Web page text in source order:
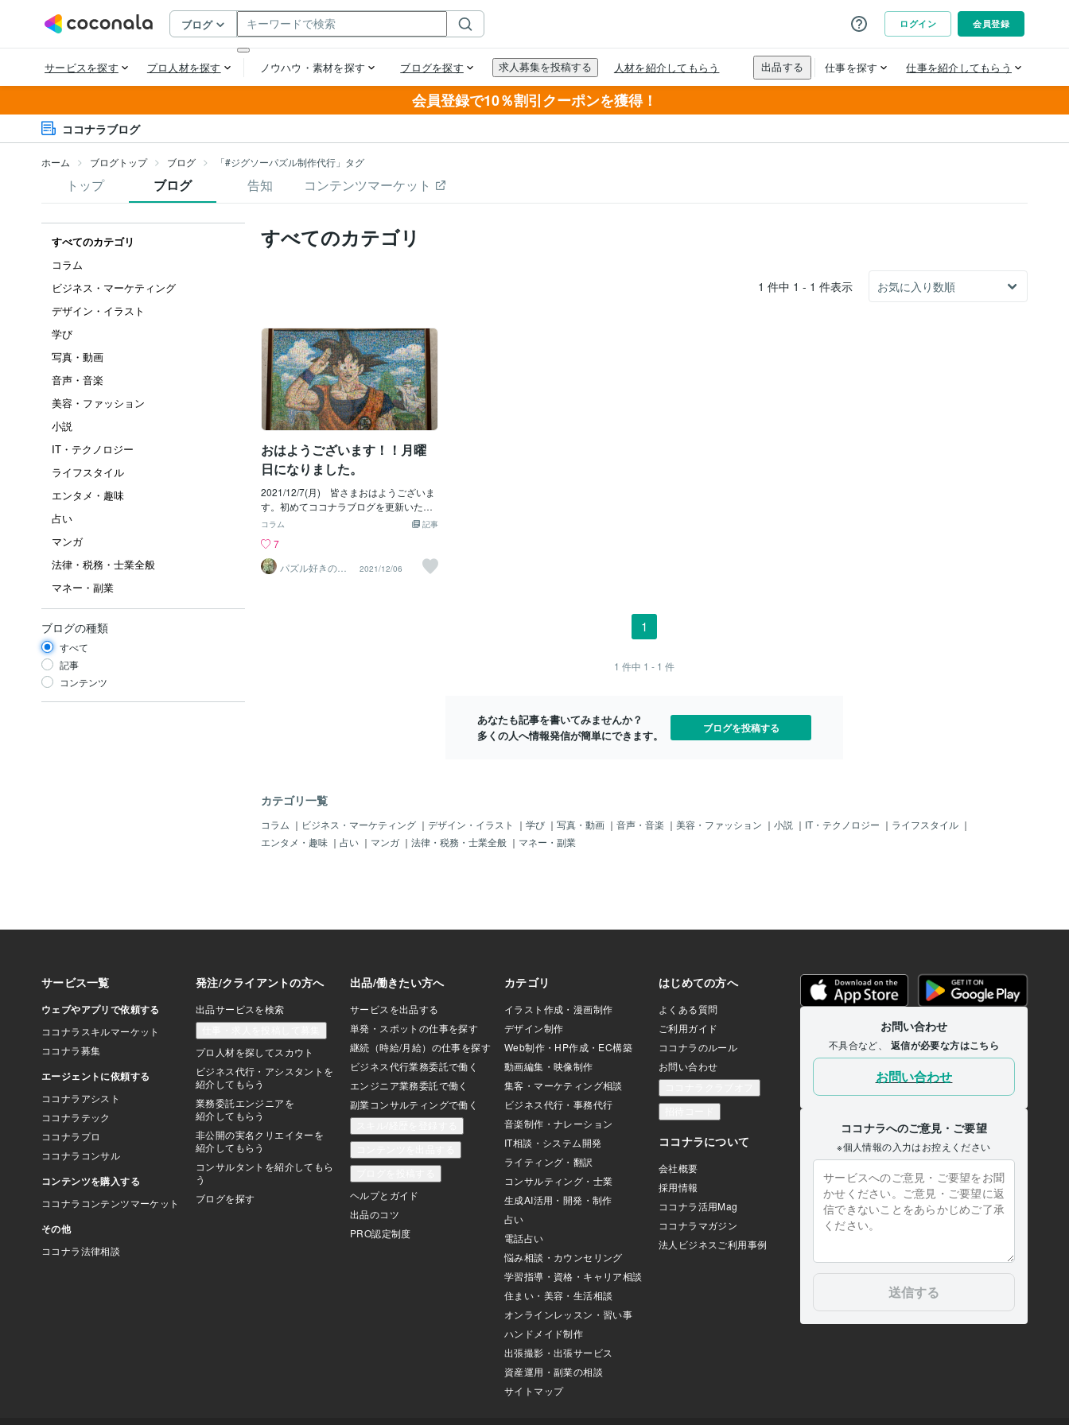
会員登録で10％割引クーポンを獲得！
ココナラブログ
ホーム ブログトップ ブログ 「#ジグソーパズル制作代行」タグ
トップ ブログ 告知 コンテンツマーケット
すべてのカテゴリ
コラム
ビジネス・マーケティング
デザイン・イラスト
学び
写真・動画
音声・音楽
美容・ファッション
小説
IT・テクノロジー
ライフスタイル
エンタメ・趣味
占い
マンガ
法律・税務・士業全般
マネー・副業
ブログの種類
すべて
記事
コンテンツ
すべてのカテゴリ
1 件中 1 - 1 件表示
おはようございます！！月曜
日になりました。
2021/12/7(月) 皆さまおはようございま
す。初めてココナラブログを更新いたし
ます。先日、こちらでジグソーパズルの
た。 僕はジグソーパズルを作るのが、
子供の頃から大好きでして･･････。高校
生の時既に『何とかして趣味をお金に変
て頂けたらと思っています!(^^)! それ
が、"趣味をお金に変える"と言うコンセ
プトの元、CMでもすっかり有名になって
しまった『ココナラ』さんです♪ココナ
ラさんのお仕事の出品の形式は本当に
ったのが「ジグソーパズル制作代行」で
す。値段の設定を最初、どうしようか悩
みました。その結果、他の人の出品ペー
ジを見た結果、１ピース１円とか、0.5
記事
コラム
7
パズル好きのし
げお
2021/12/06
1
1 件中 1 - 1 件
あなたも記事を書いてみませんか？
多くの人へ情報発信が簡単にできます。
ブログを投稿する
カテゴリ一覧
コラム ｜ ビジネス・マーケティング ｜ デザイン・イラスト ｜ 学び ｜ 写真・動画 ｜ 音声・音楽 ｜ 美容・ファッション ｜ 小説 ｜ IT・テクノロジー ｜ ライフスタイル ｜
エンタメ・趣味 ｜ 占い ｜ マンガ ｜ 法律・税務・士業全般 ｜ マネー・副業